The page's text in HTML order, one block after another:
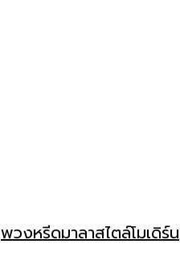
พวงหรีดมาลาสไตล์โมเดิร์น